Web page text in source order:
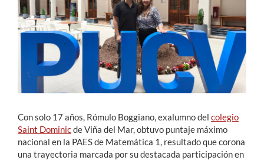
Académicos
Funcionarios
Alumni
Con solo 17 años, Rómulo Boggiano, exalumno del colegio
Saint Dominicde Viña del Mar, obtuvo puntaje máximo
nacional en la PAES de Matemática 1, resultado que corona
una trayectoria marcada por su destacada participación en